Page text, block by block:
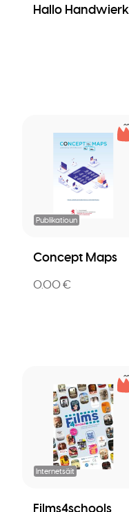
Hallo Handwierk
Publikatioun
Concept Maps
0.00 €
Internetsäit
Films4schools